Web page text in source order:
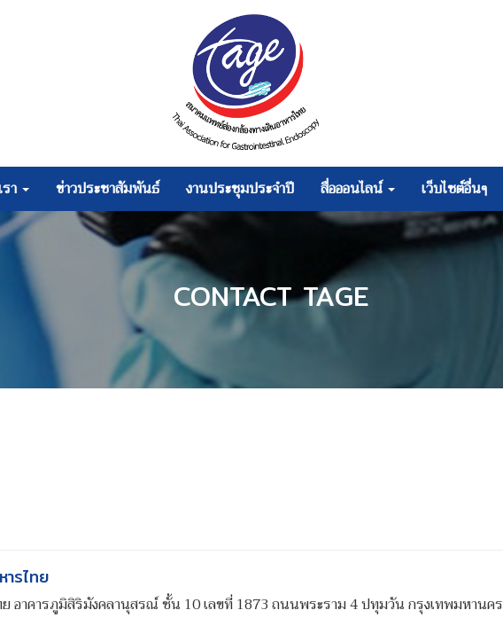
า ข่าวประชาสัมพันธ์ งานประชุมประจำปี สื่อออนไลน์ เว็บไซต์อื่นๆ
CONTACT TAGE
รไทย
อาคารภูมิสิริมังคลานุสรณ์ ชั้น 10 เลขที่ 1873 ถนนพระราม 4 ปทุมวัน กรุงเทพมหานคร